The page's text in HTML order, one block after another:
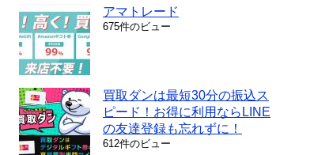
アマトレード
675件のビュー
買取ダンは最短30分の振込ス
ピード！お得に利用ならLINE
の友達登録も忘れずに！
612件のビュー